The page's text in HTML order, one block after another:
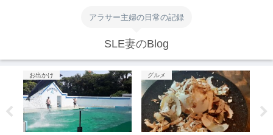
アラサー主婦の日常の記録
SLE妻のBlog
お出かけ グルメ